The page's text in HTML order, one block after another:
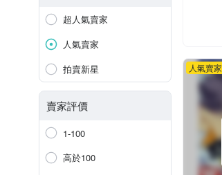
超人氣賣家
人氣賣家
拍賣新星
賣家評價
1-100
高於100
人氣賣家